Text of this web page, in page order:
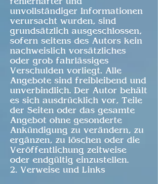
unvollständiger Informationen
verursacht wurden, sind
grundsätzlich ausgeschlossen,
sofern seitens des Autors kein
nachweislich vorsätzliches
oder grob fahrlässiges
Verschulden vorliegt. Alle
Angebote sind freibleibend und
unverbindlich. Der Autor behält
es sich ausdrücklich vor, Teile
der Seiten oder das gesamte
Angebot ohne gesonderte
Ankündigung zu verändern, zu
ergänzen, zu löschen oder die
Veröffentlichung zeitweise
oder endgültig einzustellen.
2. Verweise und Links